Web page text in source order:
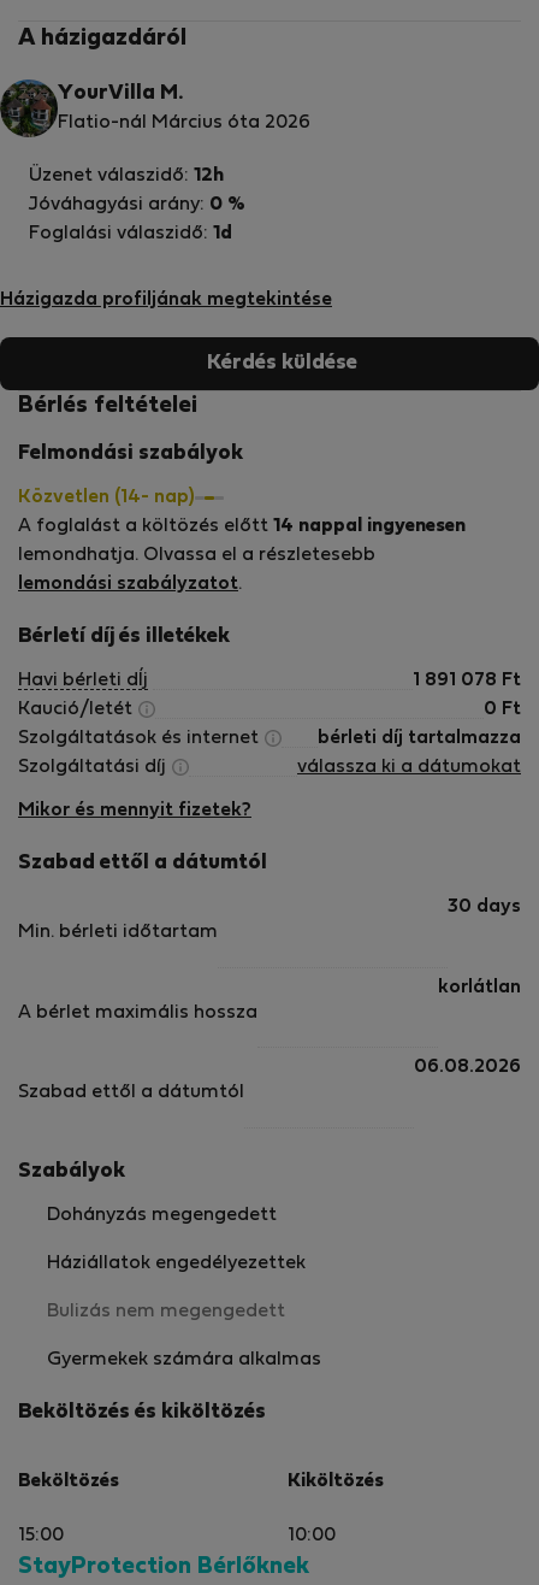
A házigazdáról
YourVilla M.
Flatio-nál Március óta 2026
Házigazda profiljának megtekintése
Üzenet válaszidő: 12h
Jóváhagyási arány: 0 %
Foglalási válaszidő: 1d
Kérdés küldése
Bérlés feltételei
Felmondási szabályok
Közvetlen (14- nap)
A foglalást a költözés előtt 14 nappal ingyenesen
lemondhatja. Olvassa el a részletesebb
lemondási szabályzatot.
Bérletí díj és illetékek
Havi bérleti dÍj 1 891 078 Ft
Kaució/letét
0 Ft
Szolgáltatások és internet
bérleti díj tartalmazza
Szolgáltatási díj
válassza ki a dátumokat
Mikor és mennyit fizetek?
Szabad ettől a dátumtól
Min. bérleti időtartam
30 days
A bérlet maximális hossza
korlátlan
Szabad ettől a dátumtól
06.08.2026
Szabályok
Dohányzás megengedett
Háziállatok engedélyezettek
Bulizás nem megengedett
Gyermekek számára alkalmas
Beköltözés és kiköltözés
Beköltözés
15:00
Kiköltözés
10:00
StayProtection Bérlőknek